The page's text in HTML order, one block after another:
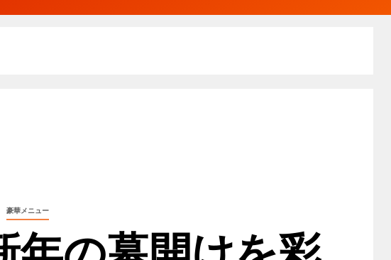
豪華メニュー